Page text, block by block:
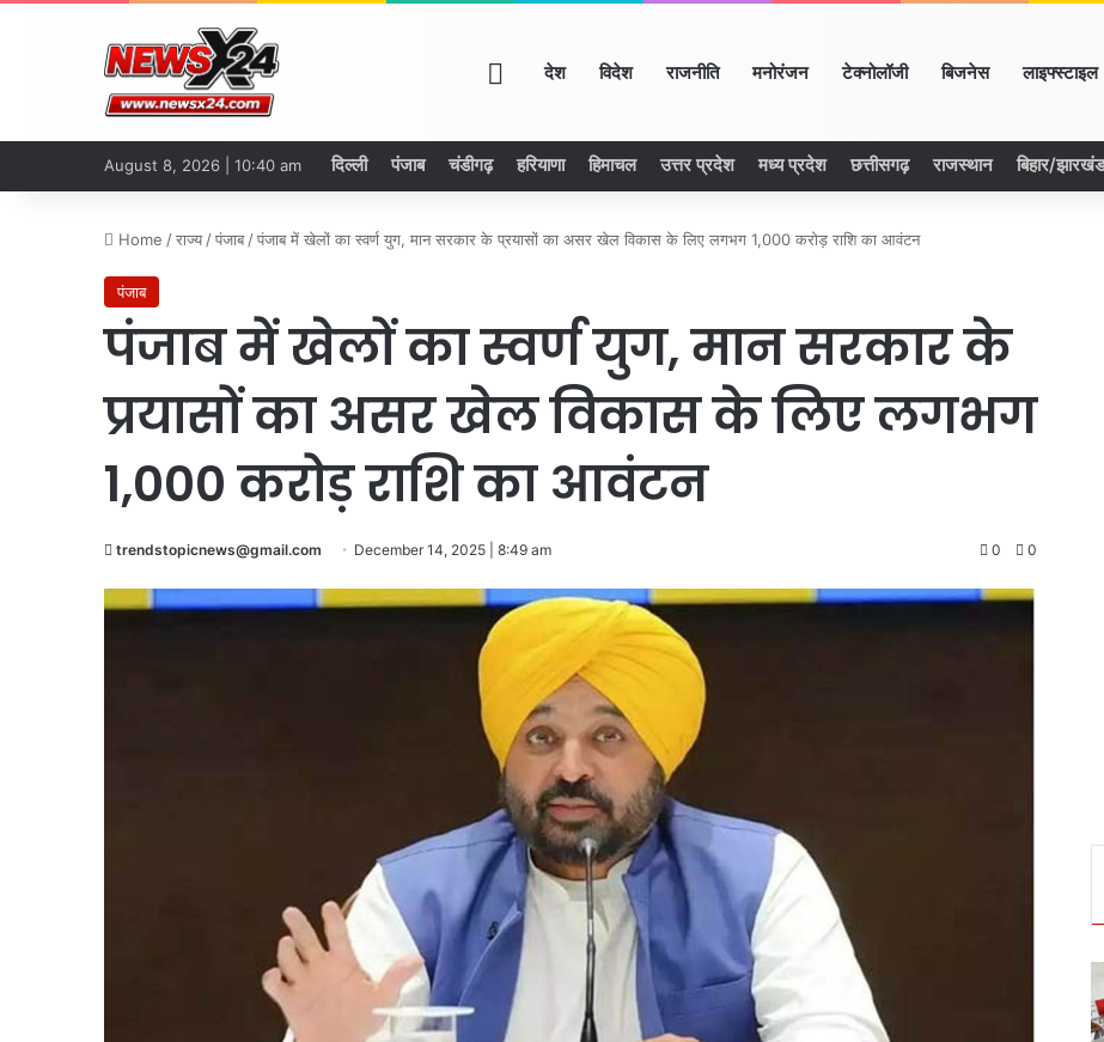
Homeदेश विदेश राजनीति मनोरंजन टेक्नोलॉजी बिजनेस लाइफ्स्टाइल
August 8, 2026 | 10:40 am दिल्ली पंजाब चंडीगढ़ हरियाणा हिमाचल उत्तर प्रदेश मध्य प्रदेश छत्तीसगढ़ राजस्थान बिहार/झारखंड
Home /राज्य /पंजाब /पंजाब में खेलों का स्वर्ण युग, मान सरकार के प्रयासों का असर खेल विकास के लिए लगभग 1,000 करोड़ राशि का आवंटन
पंजाब
पंजाब में खेलों का स्वर्ण युग, मान सरकार के
प्रयासों का असर खेल विकास के लिए लगभग
1,000 करोड़ राशि का आवंटन
trendstopicnews@gmail.com December 14, 2025 | 8:49 am 0 0